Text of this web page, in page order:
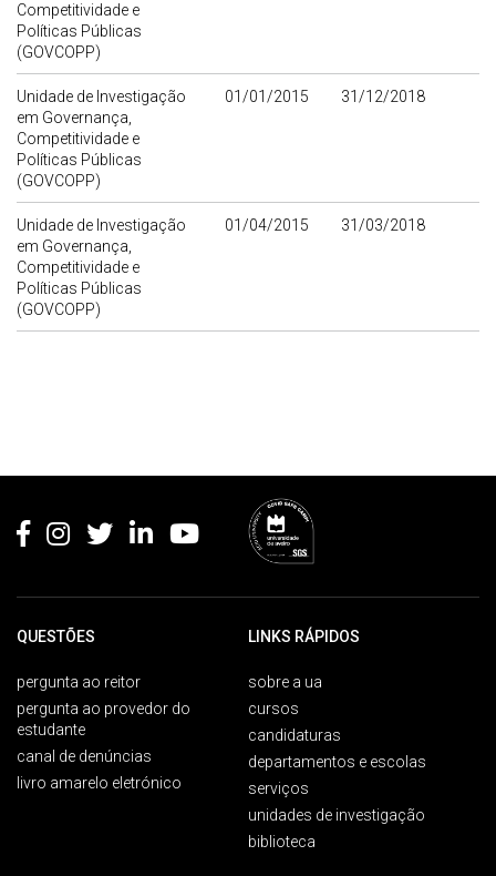
Competitividade e
Políticas Públicas
(GOVCOPP)
Unidade de Investigação
em Governança,
Competitividade e
Políticas Públicas
(GOVCOPP)
01/01/2015 31/12/2018
Unidade de Investigação
em Governança,
Competitividade e
Políticas Públicas
(GOVCOPP)
01/04/2015 31/03/2018
QUESTÕES
pergunta ao reitor
pergunta ao provedor do
estudante
canal de denúncias
livro amarelo eletrónico
LINKS RÁPIDOS
sobre a ua
cursos
candidaturas
departamentos e escolas
serviços
unidades de investigação
biblioteca